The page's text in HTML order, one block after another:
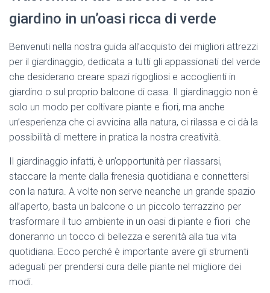
giardino in un’oasi ricca di verde
Benvenuti nella nostra guida all’acquisto dei migliori attrezzi
per il giardinaggio, dedicata a tutti gli appassionati del verde
che desiderano creare spazi rigogliosi e accoglienti in
giardino o sul proprio balcone di casa. Il giardinaggio non è
solo un modo per coltivare piante e fiori, ma anche
un’esperienza che ci avvicina alla natura, ci rilassa e ci dà la
possibilità di mettere in pratica la nostra creatività.
Il giardinaggio infatti, è un’opportunità per rilassarsi,
staccare la mente dalla frenesia quotidiana e connettersi
con la natura. A volte non serve neanche un grande spazio
all’aperto, basta un balcone o un piccolo terrazzino per
trasformare il tuo ambiente in un oasi di piante e fiori che
doneranno un tocco di bellezza e serenità alla tua vita
quotidiana. Ecco perché è importante avere gli strumenti
adeguati per prendersi cura delle piante nel migliore dei
modi.